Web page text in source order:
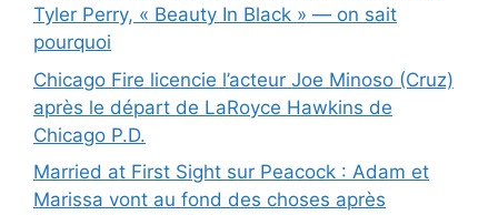
Tyler Perry, « Beauty In Black » — on sait
pourquoi
Chicago Fire licencie l’acteur Joe Minoso (Cruz)
après le départ de LaRoyce Hawkins de
Chicago P.D.
Married at First Sight sur Peacock : Adam et
Marissa vont au fond des choses après